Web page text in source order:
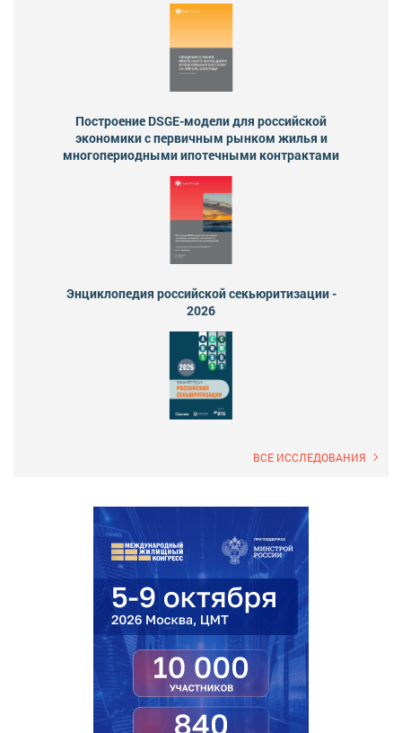
Построение DSGE-модели для российской
экономики с первичным рынком жилья и
многопериодными ипотечными контрактами
Энциклопедия российской секьюритизации -
2026
ВСЕ ИССЛЕДОВАНИЯ